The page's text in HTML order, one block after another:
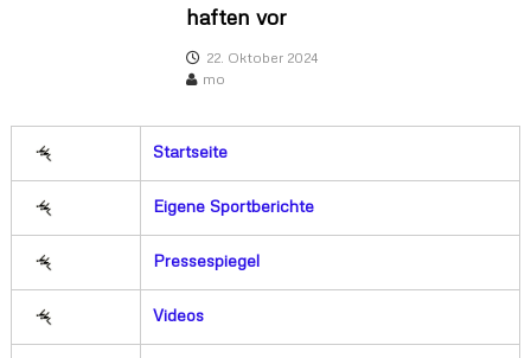
haften vor
22. Oktober 2024
mo
Startseite
Eigene Sportberichte
Pressespiegel
Videos